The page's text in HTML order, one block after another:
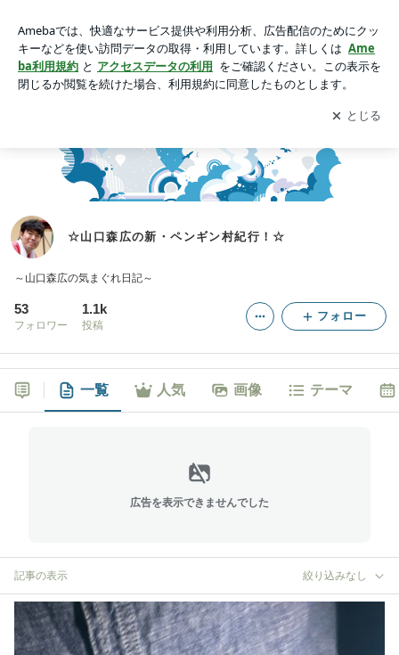
アプリをダウンロードして ブログの更新通知
を受け取りまし
ょう。
開く
☆山口森広の新・ペンギン村紀行！☆
～山口森広の気まぐれ日記～
53
フォロワー
1.1k
投稿
フォロー
一覧 人気 画像 テーマ
広告を表示できませんでした
記事の表示 絞り込みなし